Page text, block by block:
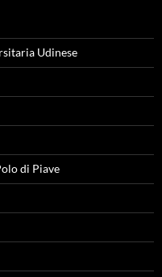
Udinese
di Piave